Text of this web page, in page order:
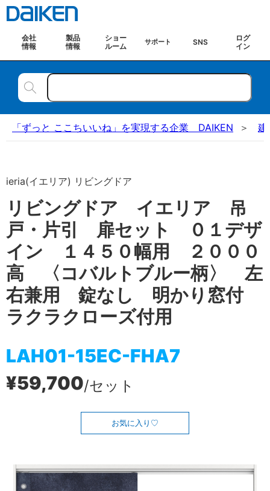
会社
情報
製品
情報
ショー
ルーム
サポート SNS
ログ
イン
「ずっと ここちいいね」を実現する企業 DAIKEN 建
ieria(イエリア) リビングドア
リビングドア イエリア 吊
戸・片引 扉セット ０１デザ
イン １４５０幅用 ２０００
高 〈コバルトブルー柄〉 左
右兼用 錠なし 明かり窓付
ラクラクローズ付用
LAH01-15EC-FHA7
¥59,700/セット
お気に入り